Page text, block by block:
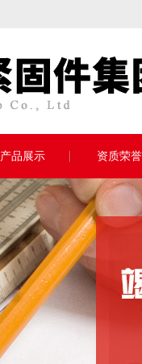
产品展示 资质荣誉